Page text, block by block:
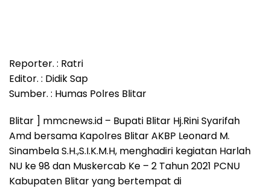
Reporter. : Ratri
Editor. : Didik Sap
Sumber. : Humas Polres Blitar
Blitar ] mmcnews.id – Bupati Blitar Hj.Rini Syarifah
Amd bersama Kapolres Blitar AKBP Leonard M.
Sinambela S.H.,S.I.K.M.H, menghadiri kegiatan Harlah
NU ke 98 dan Muskercab Ke – 2 Tahun 2021 PCNU
Kabupaten Blitar yang bertempat di